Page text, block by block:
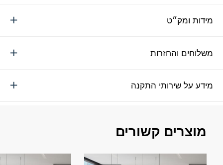
מידות ומק״ט
משלוחים והחזרות
מידע על שירותי התקנה
מוצרים קשורים